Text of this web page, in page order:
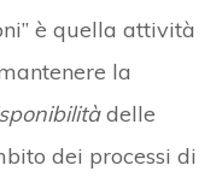
è quella attività
la
delle
dei processi di